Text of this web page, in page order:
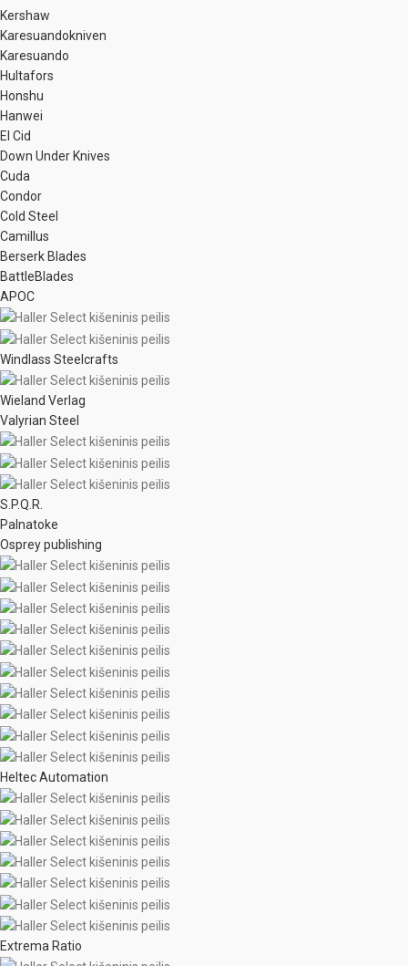
Kershaw
Karesuandokniven
Karesuando
Hultafors
Honshu
Hanwei
El Cid
Down Under Knives
Cuda
Condor
Cold Steel
Camillus
Berserk Blades
BattleBlades
APOC
Windlass Steelcrafts
Wieland Verlag
Valyrian Steel
S.P.Q.R.
Palnatoke
Osprey publishing
Heltec Automation
Extrema Ratio